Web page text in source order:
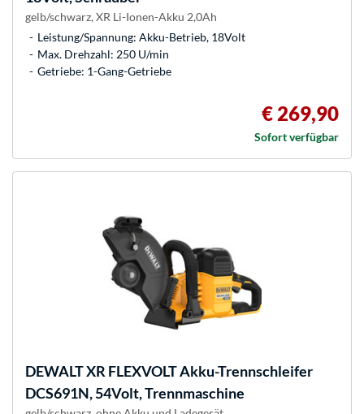
gelb/schwarz, XR Li-Ionen-Akku 2,0Ah
Leistung/Spannung: Akku-Betrieb, 18Volt
Max. Drehzahl: 250 U/min
Getriebe: 1-Gang-Getriebe
€ 269,90
Sofort verfügbar
DEWALTXR FLEXVOLT Akku-Trennschleifer
DCS691N, 54Volt, Trennmaschine